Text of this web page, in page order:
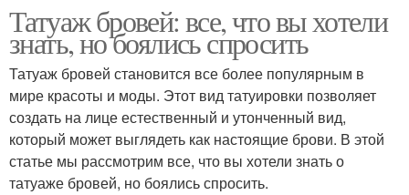
Татуаж бровей: все, что вы хотели
знать, но боялись спросить
Татуаж бровей становится все более популярным в
мире красоты и моды. Этот вид татуировки позволяет
создать на лице естественный и утонченный вид,
который может выглядеть как настоящие брови. В этой
статье мы рассмотрим все, что вы хотели знать о
татуаже бровей, но боялись спросить.